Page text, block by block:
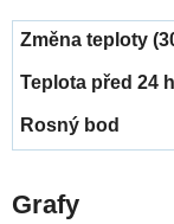
Grafy